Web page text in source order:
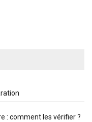
: comment les vérifier ?